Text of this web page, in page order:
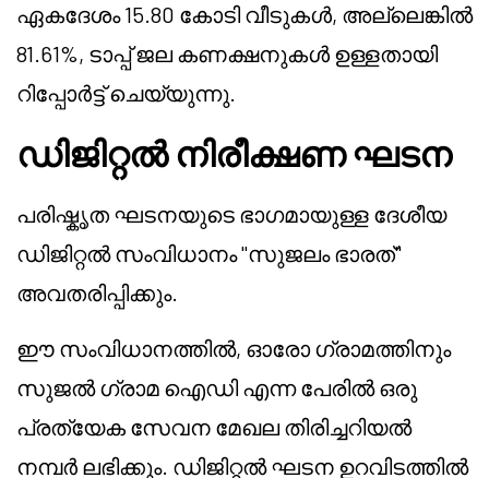
ഏകദേശം 15.80 കോടി വീടുകൾ, അല്ലെങ്കിൽ
81.61%, ടാപ്പ് ജല കണക്ഷനുകൾ ഉള്ളതായി
റിപ്പോർട്ട് ചെയ്യുന്നു.
ഡിജിറ്റൽ നിരീക്ഷണ ഘടന
പരിഷ്കൃത ഘടനയുടെ ഭാഗമായുള്ള ദേശീയ
ഡിജിറ്റൽ സംവിധാനം "സുജലം ഭാരത്"
അവതരിപ്പിക്കും.
ഈ സംവിധാനത്തിൽ, ഓരോ ഗ്രാമത്തിനും
സുജൽ ഗ്രാമ ഐഡി എന്ന പേരിൽ ഒരു
പ്രത്യേക സേവന മേഖല തിരിച്ചറിയൽ
നമ്പർ ലഭിക്കും. ഡിജിറ്റൽ ഘടന ഉറവിടത്തിൽ